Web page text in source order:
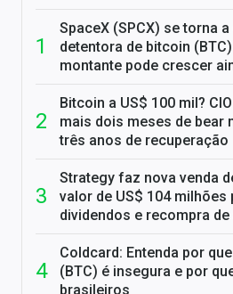
SpaceX (SPCX) se torna
detentora de bitcoin
montante pode crescer
Bitcoin a US$ 100 mil?
mais dois meses de bear
três anos de recuperação
Strategy faz nova venda
valor de US$ 104 milhões
dividendos e recompra
Coldcard: Entenda por
(BTC) é insegura e por
brasileiros